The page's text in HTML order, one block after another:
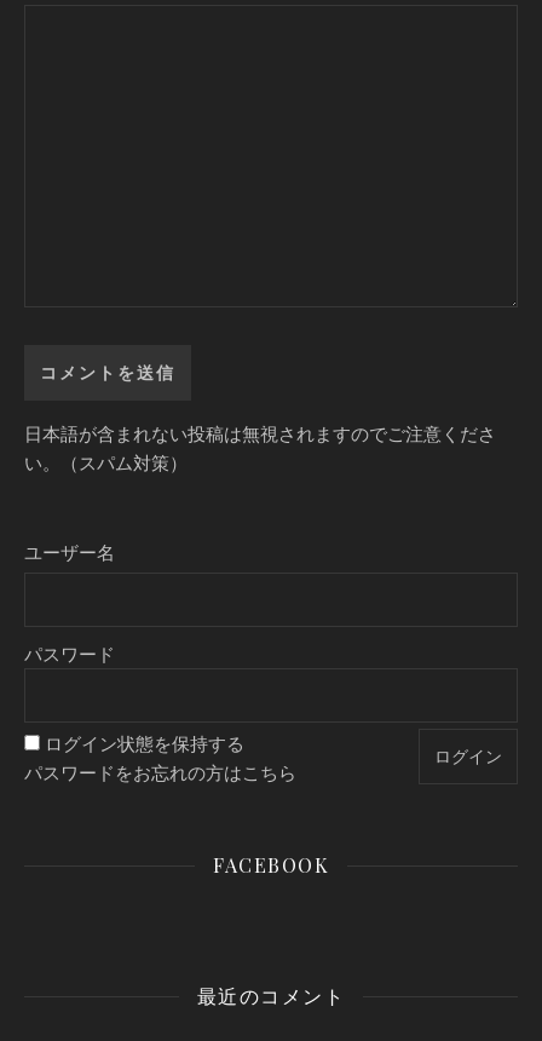
日本語が含まれない投稿は無視されますのでご注意くださ
い。（スパム対策）
ユーザー名
パスワード
ログイン状態を保持する
パスワードをお忘れの方はこちら
FACEBOOK
最近のコメント